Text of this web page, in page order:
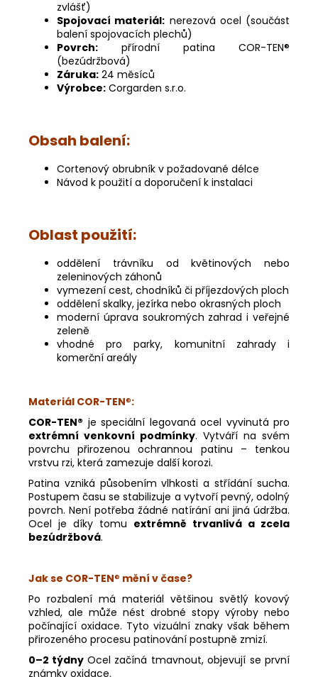
zvlášť)
Spojovací materiál: nerezová ocel (součást
balení spojovacích plechů)
Povrch: přírodní patina COR-TEN®
(bezúdržbová)
Záruka: 24 měsíců
Výrobce: Corgarden s.r.o.
Obsah balení:
Cortenový obrubník v požadované délce
Návod k použití a doporučení k instalaci
Oblast použití:
oddělení trávníku od květinových nebo
zeleninových záhonů
vymezení cest, chodníků či příjezdových ploch
oddělení skalky, jezírka nebo okrasných ploch
moderní úprava soukromých zahrad i veřejné
zeleně
vhodné pro parky, komunitní zahrady i
komerční areály
Materiál COR-TEN®:
COR-TEN® je speciální legovaná ocel vyvinutá pro
extrémní venkovní podmínky. Vytváří na svém
povrchu přirozenou ochrannou patinu – tenkou
vrstvu rzi, která zamezuje další korozi.
Patina vzniká působením vlhkosti a střídání sucha.
Postupem času se stabilizuje a vytvoří pevný, odolný
povrch. Není potřeba žádné natírání ani jiná údržba.
Ocel je díky tomu extrémně trvanlivá a zcela
bezúdržbová.
Jak se COR-TEN® mění v čase?
Po rozbalení má materiál většinou světlý kovový
vzhled, ale může nést drobné stopy výroby nebo
počínající oxidace. Tyto vizuální znaky však během
přirozeného procesu patinování postupně zmizí.
0–2 týdny Ocel začíná tmavnout, objevují se první
známky oxidace.
Odeslat
Powered by chaterimo